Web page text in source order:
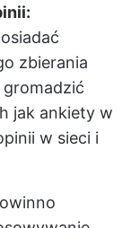
zbierania
jak ankiety w
w sieci i